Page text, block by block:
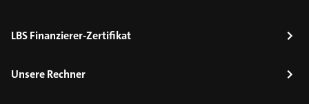
LBS Finanzierer-Zertifikat
Unsere Rechner